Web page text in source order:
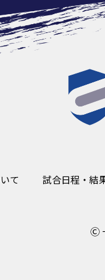
て 試合日程・結
Ⓒ